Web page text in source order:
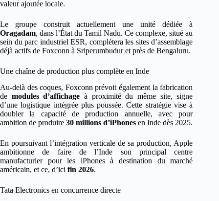
valeur ajoutée locale.
Le groupe construit actuellement une unité dédiée à
Oragadam, dans l’État du Tamil Nadu. Ce complexe, situé au
sein du parc industriel ESR, complétera les sites d’assemblage
déjà actifs de Foxconn à Sriperumbudur et près de Bengaluru.
Une chaîne de production plus complète en Inde
Au-delà des coques, Foxconn prévoit également la fabrication
de modules d’affichage à proximité du même site, signe
d’une logistique intégrée plus poussée. Cette stratégie vise à
doubler la capacité de production annuelle, avec pour
ambition de produire 30 millions d’iPhones en Inde dès 2025.
En poursuivant l’intégration verticale de sa production, Apple
ambitionne de faire de l’Inde son principal centre
manufacturier pour les iPhones à destination du marché
américain, et ce, d’ici fin 2026.
Tata Electronics en concurrence directe